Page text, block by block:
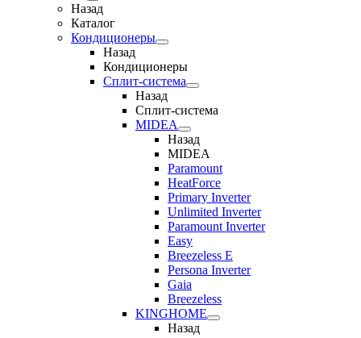
Назад
Каталог
Кондиционеры
Назад
Кондиционеры
Сплит-система
Назад
Сплит-система
MIDEA
Назад
MIDEA
Paramount
HeatForce
Primary Inverter
Unlimited Inverter
Paramount Inverter
Easy
Breezeless E
Persona Inverter
Gaia
Breezeless
KINGHOME
Назад